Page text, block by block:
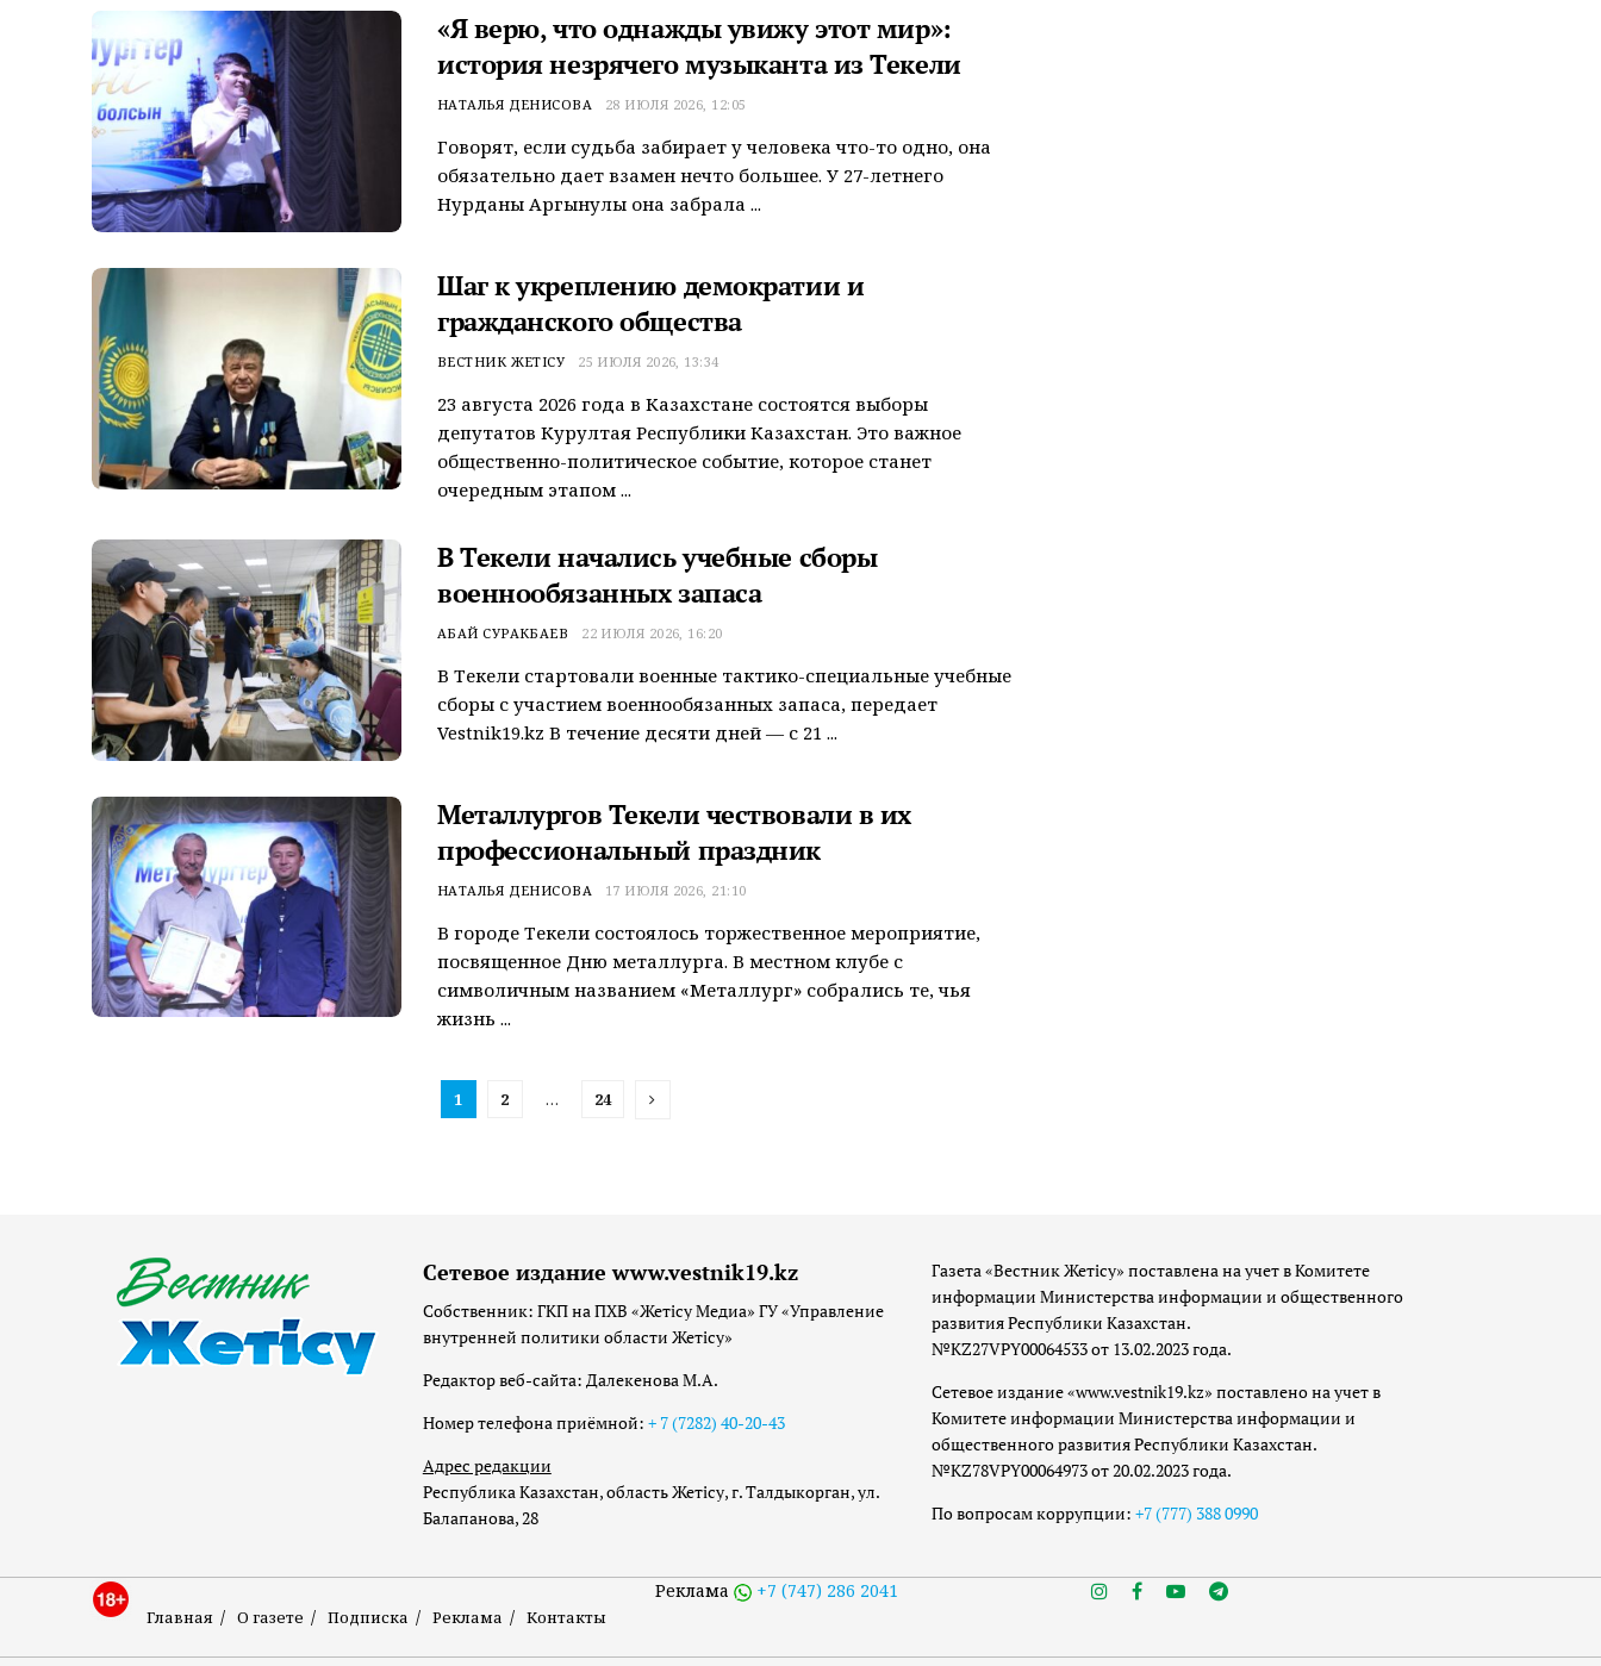
«Я верю, что однажды увижу этот мир»:
история незрячего музыканта из Текели
НАТАЛЬЯ ДЕНИСОВА 28 ИЮЛЯ 2026, 12:05
Говорят, если судьба забирает у человека что-то одно, она
обязательно дает взамен нечто большее. У 27-летнего
Нурданы Аргынулы она забрала ...
Шаг к укреплению демократии и
гражданского общества
ВЕСТНИК ЖЕТІСУ 25 ИЮЛЯ 2026, 13:34
23 августа 2026 года в Казахстане состоятся выборы
депутатов Курултая Республики Казахстан. Это важное
общественно-политическое событие, которое станет
очередным этапом ...
В Текели начались учебные сборы
военнообязанных запаса
АБАЙ СУРАКБАЕВ 22 ИЮЛЯ 2026, 16:20
В Текели стартовали военные тактико-специальные учебные
сборы с участием военнообязанных запаса, передает
Vestnik19.kz В течение десяти дней — с 21 ...
Металлургов Текели чествовали в их
профессиональный праздник
НАТАЛЬЯ ДЕНИСОВА 17 ИЮЛЯ 2026, 21:10
В городе Текели состоялось торжественное мероприятие,
посвященное Дню металлурга. В местном клубе с
символичным названием «Металлург» собрались те, чья
жизнь ...
1 2 … 24
Сетевое издание www.vestnik19.kz
Собственник: ГКП на ПХВ «Жетісу Медиа» ГУ «Управление
внутренней политики области Жетісу»
Редактор веб-сайта: Далекенова М.А.
Номер телефона приёмной: + 7 (7282) 40-20-43
Адрес редакции
Республика Казахстан, область Жетісу, г. Талдыкорган, ул.
Балапанова, 28
Газета «Вестник Жетісу» поставлена на учет в Комитете
информации Министерства информации и общественного
развития Республики Казахстан.
№KZ27VPY00064533 от 13.02.2023 года.
Сетевое издание «www.vestnik19.kz» поставлено на учет в
Комитете информации Министерства информации и
общественного развития Республики Казахстан.
№KZ78VPY00064973 от 20.02.2023 года.
По вопросам коррупции: +7 (777) 388 0990
Главная О газете Подписка Реклама Контакты
Реклама +7 (747) 286 2041